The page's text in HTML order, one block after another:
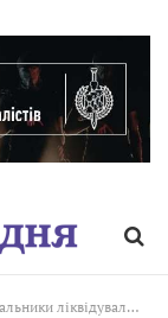
господарчої будівлі